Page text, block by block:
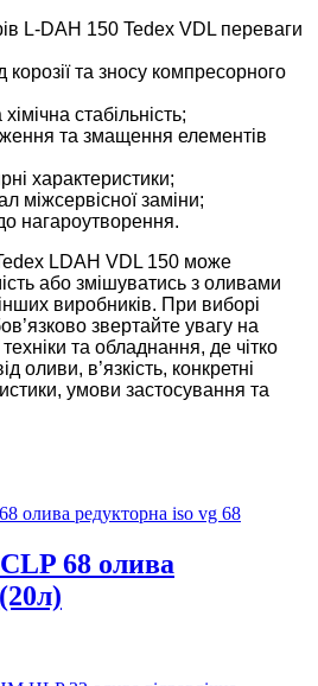
L-DAH 150 Tedex VDL переваги
та зносу компресорного
стабільність;
та змащення елементів
характеристики;
міжсервісної заміни;
нагароутворення.
LDAH VDL 150 може
або змішуватись з оливами
виробників. При виборі
звертайте увагу на
техніки та обладнання, де чітко
оливи, в’язкість, конкретні
умови застосування та
68 олива